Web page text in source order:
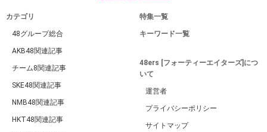
カテゴリ
48グループ総合
AKB48関連記事
チーム8関連記事
SKE48関連記事
NMB48関連記事
HKT48関連記事
特集一覧
キーワード一覧
48ers [フォーティーエイターズ]につ
いて
運営者
プライバシーポリシー
サイトマップ